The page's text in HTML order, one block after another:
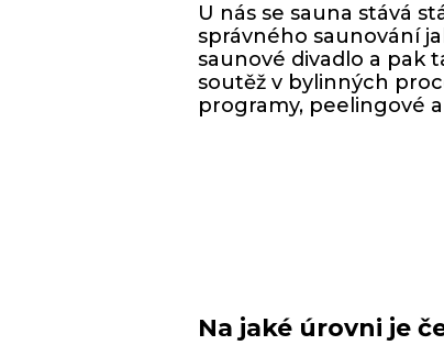
U nás se sauna stává
správného saunování
saunové divadlo a pak
soutěž v bylinných
programy, peelingové
Na jaké úrovni je